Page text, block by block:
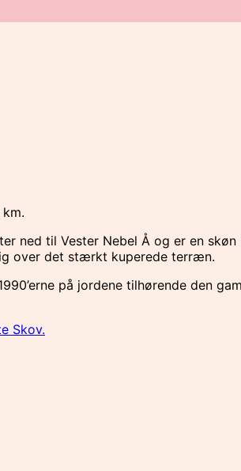
ned til Vester Nebel Å og er en
over det stærkt kuperede terræn.
på jordene tilhørende den
Skov.